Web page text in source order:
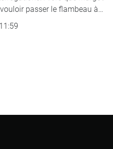
passer le flambeau à…